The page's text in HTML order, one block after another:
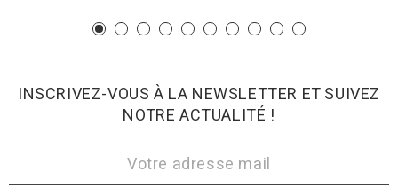
INSCRIVEZ-VOUS À LA NEWSLETTER ET SUIVEZ
NOTRE ACTUALITÉ !